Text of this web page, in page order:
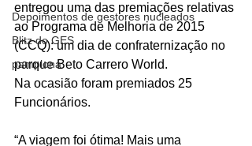
Depoimentos de gestores nucleados
Blitz do GES
pamplona
entregou uma das premiações relativas
ao Programa de Melhoria de 2015
(CCQ): um dia de confraternização no
parque Beto Carrero World.
Na ocasião foram premiados 25
Funcionários.
“A viagem foi ótima! Mais uma